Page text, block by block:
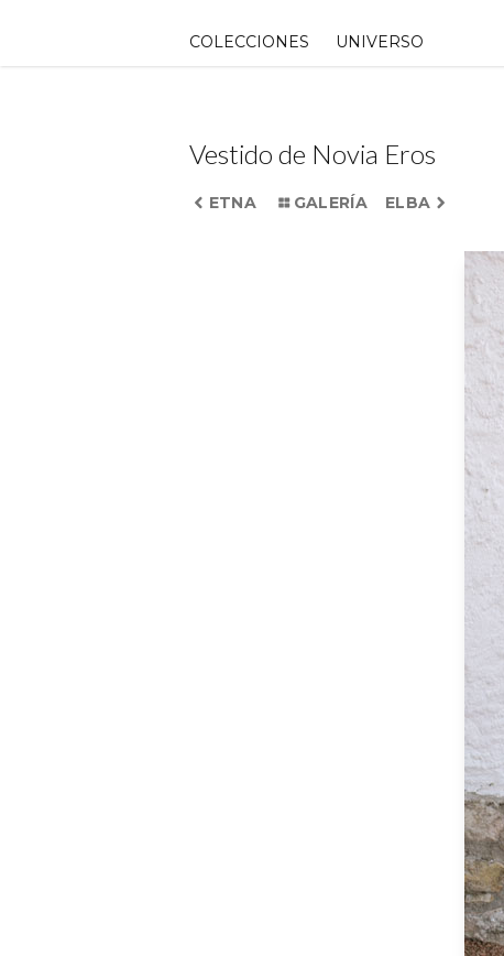
content
COLECCIONES UNIVERSO
Vestido de Novia Eros
ETNA GALERÍA ELBA